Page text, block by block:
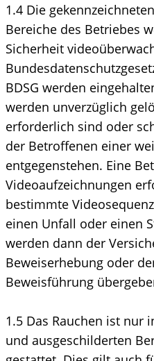
1.4 Die
Bereiche des Betriebes
Sicherheit
BDSG werden
werden unverzüglich
erforderlich sind oder
der Betroffenen einer
entgegenstehen. Eine
Videoaufzeichnungen
bestimmte
einen Unfall oder einen
werden dann der
Beweiserhebung oder
Beweisführung
1.5 Das Rauchen ist nur
und ausgeschilderten